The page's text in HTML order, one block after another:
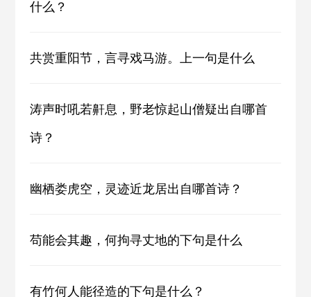
什么？
共赏重阳节，言寻戏马游。上一句是什么
涛声时吼若鼾息，野老惊起山僧疑出自哪首
诗？
幽栖娄虎空，灵迹近龙居出自哪首诗？
苟能会其趣，何拘寻丈地的下句是什么
有竹何人能径造的下句是什么？